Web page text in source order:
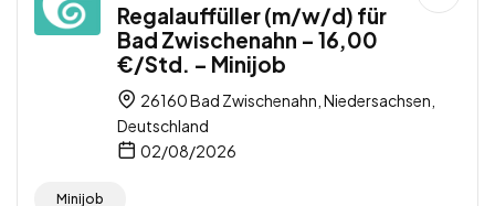
Regalauffüller (m/w/d) für
Bad Zwischenahn – 16,00
€/Std. – Minijob
26160 Bad Zwischenahn, Niedersachsen,
Deutschland
02/08/2026
Minijob